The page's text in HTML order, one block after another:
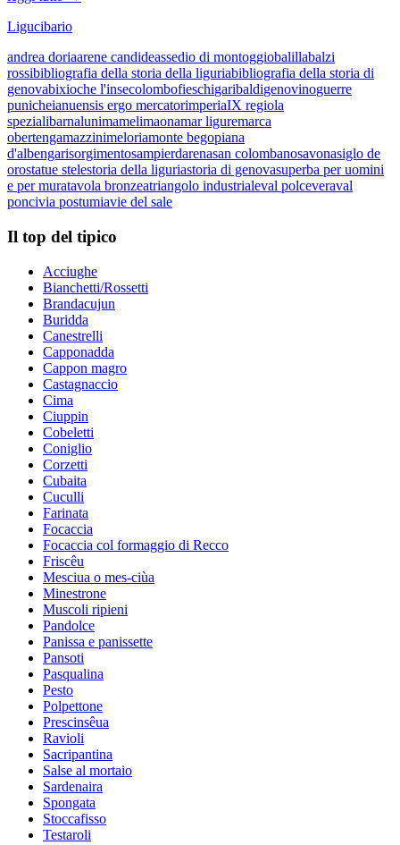
Ligucibario
andrea doriaarene candideassedio di montoggiobalillabalzi
rossibibliografia della storia della liguriabibliografia della storia di
genovabixioche l'insecolombofieschigaribaldigenovinoguerre
punicheianuensis ergo mercatorimperiaIX regiola
spezialibarnalunimamelimaonamar liguremarca
obertengamazzinimeloriamonte begopiana
d'albengarisorgimentosampierdarenasan colombanosavonasiglo de
orostatue stelestoria della liguriastoria di genovasuperba per uomini
e per muratavola bronzeatriangolo industrialeval polceveraval
poncivia postumiavie del sale
Il top del tipico
Acciughe
Bianchetti/Rossetti
Brandacujun
Buridda
Canestrelli
Capponadda
Cappon magro
Castagnaccio
Cima
Ciuppin
Cobeletti
Coniglio
Corzetti
Cubaita
Cuculli
Farinata
Focaccia
Focaccia col formaggio di Recco
Friscêu
Mesciua o mes-ciùa
Minestrone
Muscoli ripieni
Pandolce
Panissa e panissette
Pansoti
Pasqualina
Pesto
Polpettone
Prescinsêua
Ravioli
Sacripantina
Salse al mortaio
Sardenaira
Spongata
Stoccafisso
Testaroli